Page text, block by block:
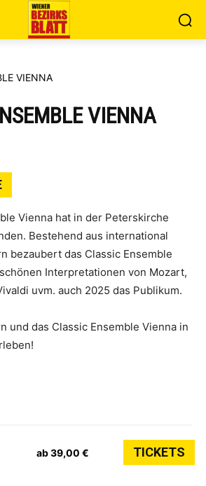
VIENNA
Vienna hat in der Peterskirche
Bestehend aus international
bezaubert das Classic Ensemble
Interpretationen von Mozart,
uvm. auch 2025 das Publikum.
und das Classic Ensemble Vienna in
ab 39,00 € TICKETS